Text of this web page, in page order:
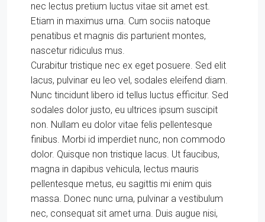
nec lectus pretium luctus vitae sit amet est.
Etiam in maximus urna. Cum sociis natoque
penatibus et magnis dis parturient montes,
nascetur ridiculus mus.
Curabitur tristique nec ex eget posuere. Sed elit
lacus, pulvinar eu leo vel, sodales eleifend diam.
Nunc tincidunt libero id tellus luctus efficitur. Sed
sodales dolor justo, eu ultrices ipsum suscipit
non. Nullam eu dolor vitae felis pellentesque
finibus. Morbi id imperdiet nunc, non commodo
dolor. Quisque non tristique lacus. Ut faucibus,
magna in dapibus vehicula, lectus mauris
pellentesque metus, eu sagittis mi enim quis
massa. Donec nunc urna, pulvinar a vestibulum
nec, consequat sit amet urna. Duis augue nisi,